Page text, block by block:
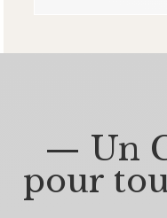
— Un
pour